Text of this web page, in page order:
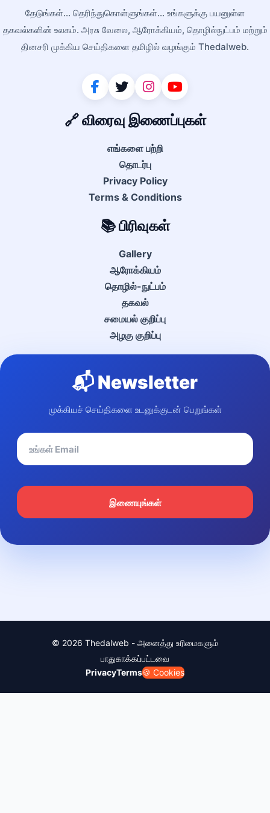
தேடுங்கள்... தெரிந்துகொள்ளுங்கள்... உங்களுக்கு பயனுள்ள
தகவல்களின் உலகம். அரசு வேலை, ஆரோக்கியம், தொழில்நுட்பம் மற்றும்
தினசரி முக்கிய செய்திகளை தமிழில் வழங்கும் Thedalweb.
🔗 விரைவு இணைப்புகள்
எங்களை பற்றி
தொடர்பு
Privacy Policy
Terms & Conditions
📚 பிரிவுகள்
Gallery
ஆரோக்கியம்
தொழில்-நுட்பம்
தகவல்
சமையல் குறிப்பு
அழகு குறிப்பு
📬 Newsletter
முக்கியச் செய்திகளை உடனுக்குடன் பெறுங்கள்
இணையுங்கள்
© 2026 Thedalweb - அனைத்து உரிமைகளும்
பாதுகாக்கப்பட்டவை
PrivacyTerms🍪 Cookies